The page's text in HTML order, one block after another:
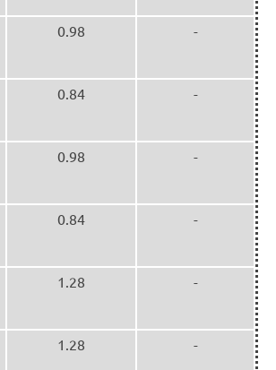
0.98 -
0.84 -
0.98 -
0.84 -
1.28 -
1.28 -